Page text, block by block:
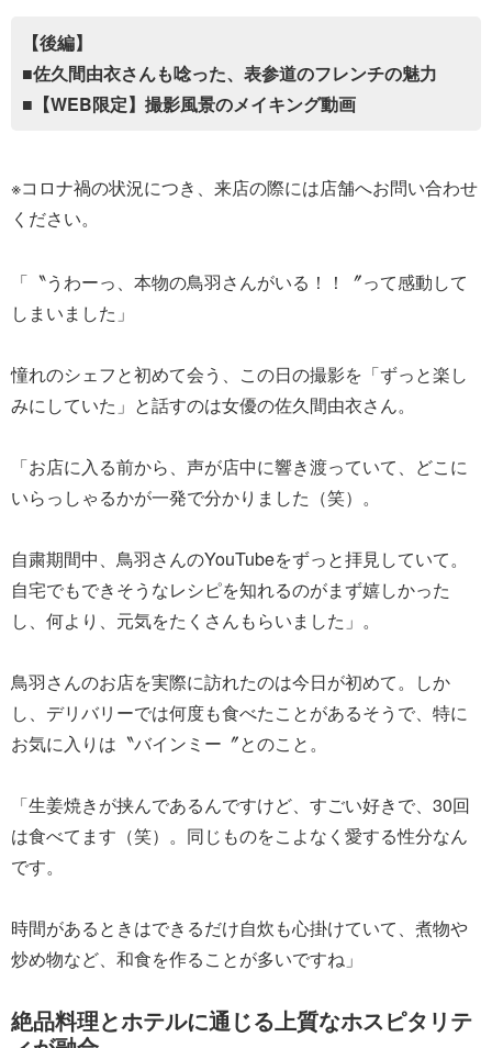
【後編】
■佐久間由衣さんも唸った、表参道のフレンチの魅力
■【WEB限定】撮影風景のメイキング動画
※コロナ禍の状況につき、来店の際には店舗へお問い合わせ
ください。
「〝うわーっ、本物の鳥羽さんがいる！！〞って感動して
しまいました」
憧れのシェフと初めて会う、この日の撮影を「ずっと楽し
みにしていた」と話すのは女優の佐久間由衣さん。
「お店に入る前から、声が店中に響き渡っていて、どこに
いらっしゃるかが一発で分かりました（笑）。
自粛期間中、鳥羽さんのYouTubeをずっと拝見していて。
自宅でもできそうなレシピを知れるのがまず嬉しかった
し、何より、元気をたくさんもらいました」。
鳥羽さんのお店を実際に訪れたのは今日が初めて。しか
し、デリバリーでは何度も食べたことがあるそうで、特に
お気に入りは〝バインミー〞とのこと。
「生姜焼きが挟んであるんですけど、すごい好きで、30回
は食べてます（笑）。同じものをこよなく愛する性分なん
です。
時間があるときはできるだけ自炊も心掛けていて、煮物や
炒め物など、和食を作ることが多いですね」
絶品料理とホテルに通じる上質なホスピタリテ